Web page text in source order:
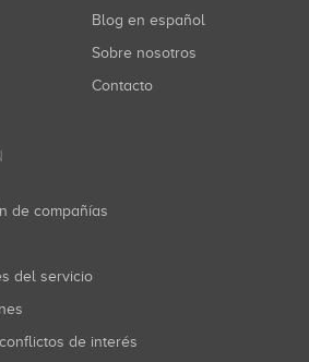
Blog en español
Sobre nosotros
Contacto
de compañías
del servicio
de interés